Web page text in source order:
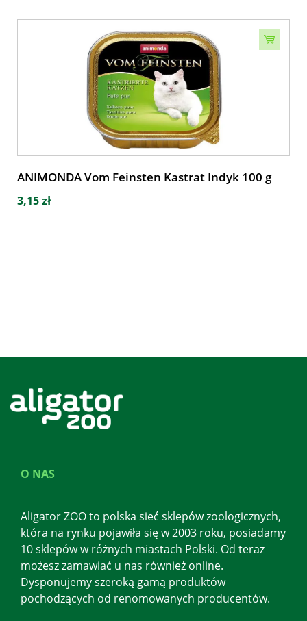
ANIMONDA Vom Feinsten Kastrat Indyk 100 g
3,15 zł
O NAS
Aligator ZOO to polska sieć sklepów zoologicznych,
która na rynku pojawiła się w 2003 roku, posiadamy
10 sklepów w różnych miastach Polski. Od teraz
możesz zamawiać u nas również online.
Dysponujemy szeroką gamą produktów
pochodzących od renomowanych producentów.